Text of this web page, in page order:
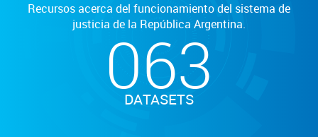
Recursos acerca del funcionamiento del sistema de
justicia de la República Argentina.
063
DATASETS